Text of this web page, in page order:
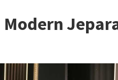
Modern